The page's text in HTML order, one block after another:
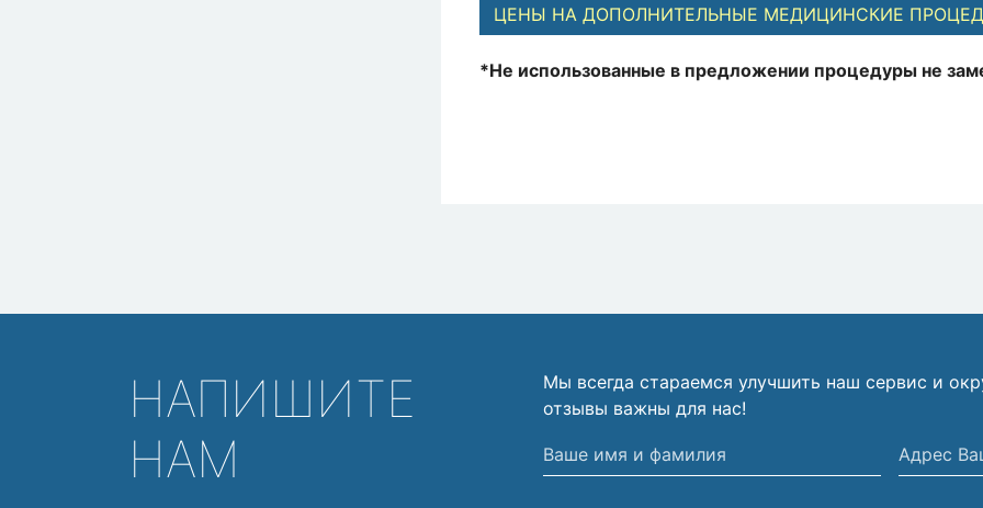
ЦЕНЫ НА ДОПОЛНИТЕЛЬНЫЕ МЕДИЦИНСКИЕ
*Не использованные в предложении процедуры не
НАПИШИТЕ
НАМ
Мы всегда стараемся улучшить наш сервис и
отзывы важны для нас!
Ваше
имя
Адрес
Вашей